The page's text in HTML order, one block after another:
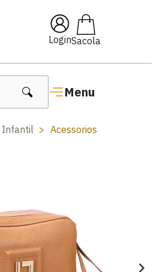
Login
Menu
🔥 Lançamentos Femininos
Infantil Acessorios